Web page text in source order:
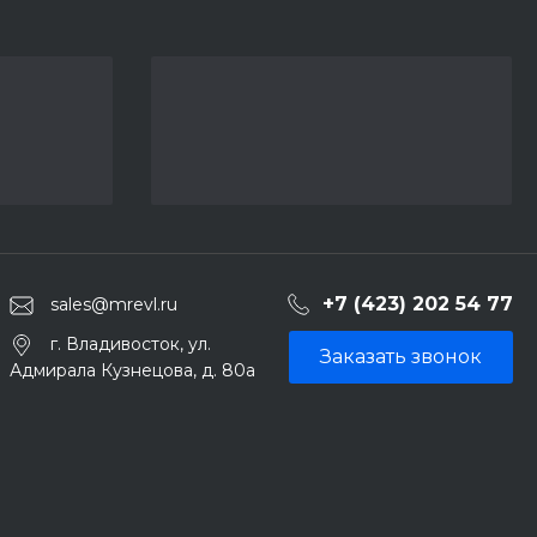
sales@mrevl.ru +7 (423) 202 54 77
г. Владивосток, ул.
Адмирала Кузнецова, д. 80а
Заказать звонок